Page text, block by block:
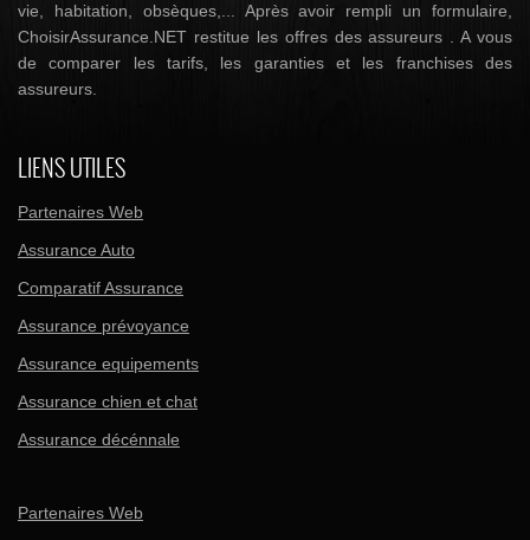
vie, habitation, obsèques,... Après avoir rempli un formulaire,
ChoisirAssurance.NET restitue les offres des assureurs . A vous
de comparer les tarifs, les garanties et les franchises des
assureurs.
LIENS UTILES
Partenaires Web
Assurance Auto
Comparatif Assurance
Assurance prévoyance
Assurance equipements
Assurance chien et chat
Assurance décénnale
Partenaires Web